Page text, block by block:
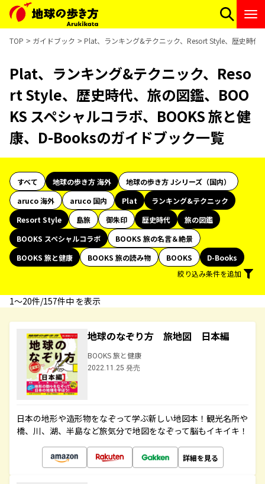
TOP ガイドブック Plat、ランキング&テクニック、Resort Style、歴史時代
Plat、ランキング&テクニック、Reso
rt Style、歴史時代、旅の図鑑、BOO
KS スペシャルコラボ、BOOKS 旅と健
康、D-Booksのガイドブック一覧
すべて 地球の歩き方 海外
地球の歩き方 Jシリーズ（国内）
aruco 海外
aruco 国内 Plat
ランキング&テクニック
Resort Style
島旅 御朱印 歴史時代
旅の図鑑
BOOKS スペシャルコラボ
BOOKS 旅の名言＆絶景
BOOKS 旅と健康
BOOKS 旅の読み物 BOOKS
D-Books
絞り込み条件を追加
1〜20件/157件中 を表示
地球のなぞり方 旅地図 日本編
BOOKS 旅と健康
2022.11.25 発売
日本の地形や造形物をなぞって学ぶ新しい地図本！観光名所や
橋、川、湖、半島など旅気分で地図をなぞって脳もイキイキ！
詳細を見る